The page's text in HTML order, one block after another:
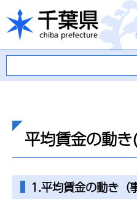
千葉県
平均賃金の動
1.平均賃金の動き（